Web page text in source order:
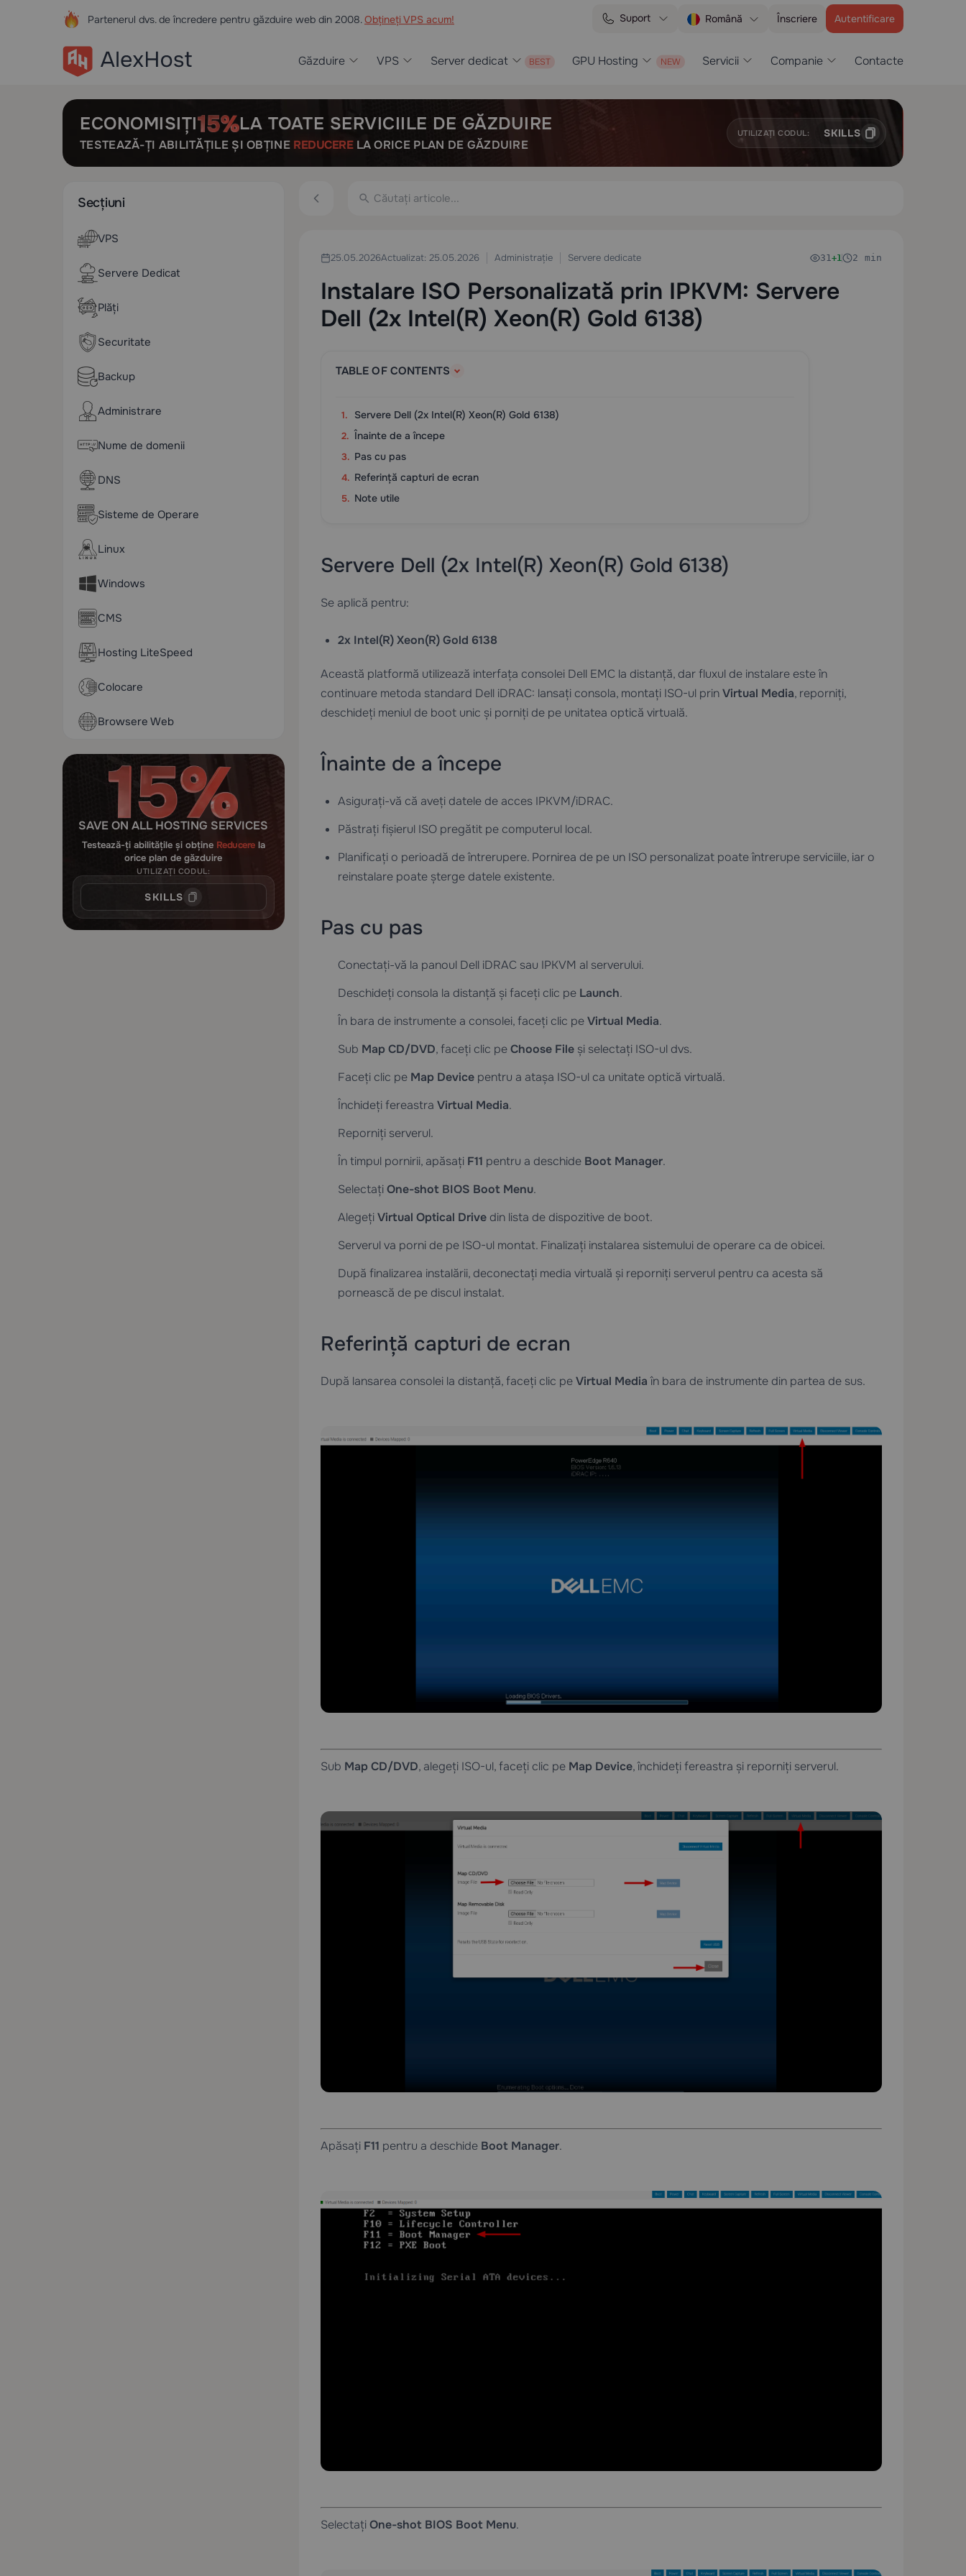
Partenerul dvs. de încredere pentru găzduire web din 2008.Obțineți VPS acum! Suport Română Înscriere Autentificare
Găzduire VPS Server dedicat GPU Hosting Servicii Companie Contacte
ECONOMISIȚI LA TOATE SERVICIILE DE GĂZDUIRE
TESTEAZĂ-ȚI ABILITĂȚILE ȘI OBȚINE REDUCERELA ORICE PLAN DE GĂZDUIRE
UTILIZAȚI CODUL: SKILLS
Secțiuni
VPS
Servere Dedicat
Plăți
Securitate
Backup
Administrare
Nume de domenii
DNS
Sisteme de Operare
Linux
Windows
CMS
Hosting LiteSpeed
Colocare
Browsere Web
SAVE ON ALL HOSTING SERVICES
Testează-ți abilitățile și obține Reducerela
orice plan de găzduire
UTILIZAȚI CODUL:
SKILLS
25.05.2026Actualizat: 25.05.2026 Administrație Servere dedicate 31+1 2 min
Instalare ISO Personalizată prin IPKVM: Servere
Dell (2x Intel(R) Xeon(R) Gold 6138)
TABLE OF CONTENTS
Servere Dell (2x Intel(R) Xeon(R) Gold 6138)
Înainte de a începe
Pas cu pas
Referință capturi de ecran
Note utile
Servere Dell (2x Intel(R) Xeon(R) Gold 6138)
Se aplică pentru:
2x Intel(R) Xeon(R) Gold 6138
Această platformă utilizează interfața consolei Dell EMC la distanță, dar fluxul de instalare este în
continuare metoda standard Dell iDRAC: lansați consola, montați ISO-ul prinVirtual Media, reporniți,
deschideți meniul de boot unic și porniți de pe unitatea optică virtuală.
Înainte de a începe
Asigurați-vă că aveți datele de acces IPKVM/iDRAC.
Păstrați fișierul ISO pregătit pe computerul local.
Planificați o perioadă de întrerupere. Pornirea de pe un ISO personalizat poate întrerupe serviciile, iar o
reinstalare poate șterge datele existente.
Pas cu pas
Conectați-vă la panoul Dell iDRAC sau IPKVM al serverului.
Deschideți consola la distanță și faceți clic pe Launch.
În bara de instrumente a consolei, faceți clic peVirtual Media.
Sub Map CD/DVD, faceți clic peChoose Fileși selectați ISO-ul dvs.
Faceți clic pe Map Devicepentru a atașa ISO-ul ca unitate optică virtuală.
Închideți fereastra Virtual Media.
Reporniți serverul.
În timpul pornirii, apăsați F11 pentru a deschide Boot Manager.
SelectațiOne-shot BIOS Boot Menu.
AlegețiVirtual Optical Drivedin lista de dispozitive de boot.
Serverul va porni de pe ISO-ul montat. Finalizați instalarea sistemului de operare ca de obicei.
După finalizarea instalării, deconectați media virtuală și reporniți serverul pentru ca acesta să
pornească de pe discul instalat.
Referință capturi de ecran
După lansarea consolei la distanță, faceți clic peVirtual Media în bara de instrumente din partea de sus.
Sub Map CD/DVD, alegeți ISO-ul, faceți clic pe Map Device, închideți fereastra și reporniți serverul.
Apăsați F11 pentru a deschide Boot Manager.
SelectațiOne-shot BIOS Boot Menu.